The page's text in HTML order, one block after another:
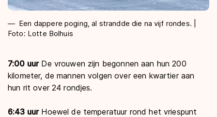
Een dappere poging, al strandde die na vijf rondes. |
Foto: Lotte Bolhuis
7:00 uurDe vrouwen zijn begonnen aan hun 200
kilometer, de mannen volgen over een kwartier aan
hun rit over 24 rondjes.
6:43 uurHoewel de temperatuur rond het vriespunt